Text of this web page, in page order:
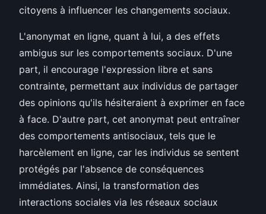
citoyens à influencer les changements sociaux.
L'anonymat en ligne, quant à lui, a des effets
ambigus sur les comportements sociaux. D'une
part, il encourage l'expression libre et sans
contrainte, permettant aux individus de partager
des opinions qu'ils hésiteraient à exprimer en face
à face. D'autre part, cet anonymat peut entraîner
des comportements antisociaux, tels que le
harcèlement en ligne, car les individus se sentent
protégés par l'absence de conséquences
immédiates. Ainsi, la transformation des
interactions sociales via les réseaux sociaux